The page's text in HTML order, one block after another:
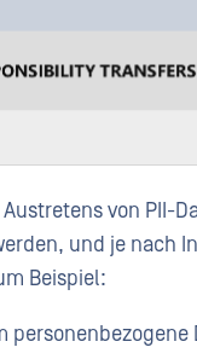
von PII-
und je nach
Beispiel:
personenbezogene